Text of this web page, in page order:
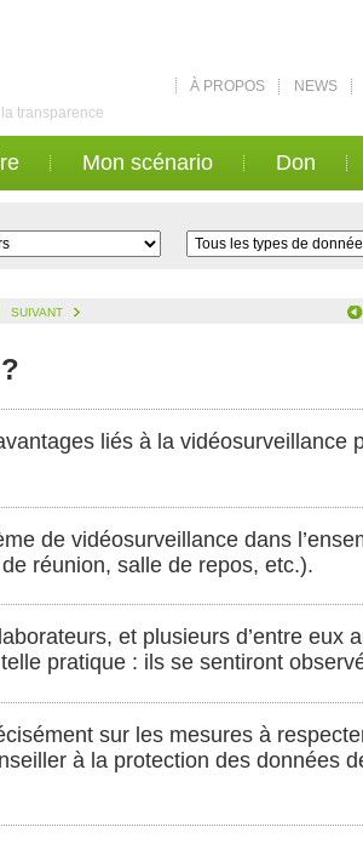
transparence
À PROPOS NEWS
Mon scénario Don
SUIVANT
liés à la vidéosurveillance
de vidéosurveillance dans
réunion, salle de repos, etc.).
et plusieurs d’entre eux
pratique : ils se sentiront
sur les mesures à
à la protection des données